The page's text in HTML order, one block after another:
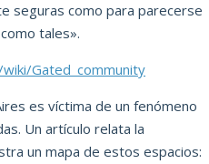
seguras como para parecerse
tales».
Gated_community
es víctima de un fenómeno
Un artículo relata la
un mapa de estos espacios: